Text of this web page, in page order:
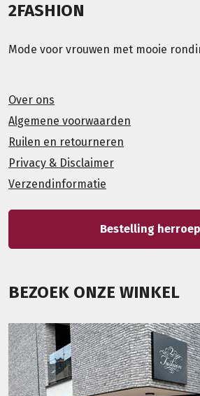
2FASHION
Mode voor vrouwen met mooie
Over ons
Algemene voorwaarden
Ruilen en retourneren
Privacy & Disclaimer
Verzendinformatie
Bestelling
BEZOEK ONZE WINKEL